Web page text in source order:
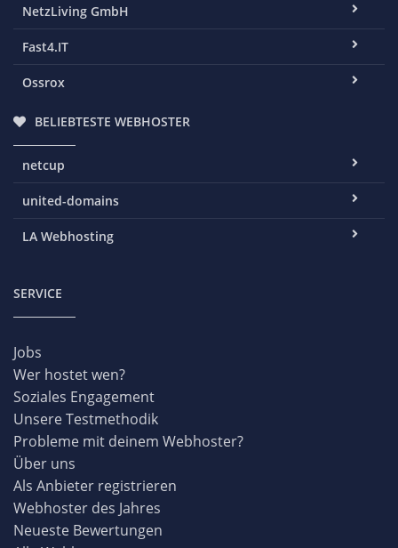
NetzLiving GmbH
Fast4.IT
Ossrox
BELIEBTESTE WEBHOSTER
netcup
united-domains
LA Webhosting
SERVICE
Jobs
Wer hostet wen?
Soziales Engagement
Unsere Testmethodik
Probleme mit deinem Webhoster?
Über uns
Als Anbieter registrieren
Webhoster des Jahres
Neueste Bewertungen